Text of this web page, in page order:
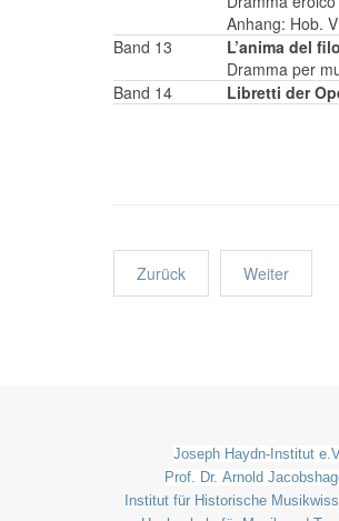
Anhang: Hob.
Band 13
L’anima del
Dramma per
Band 14
Libretti der
Zurück Weiter
Joseph Haydn-Institut
Prof. Dr. Arnold
Institut für Historische